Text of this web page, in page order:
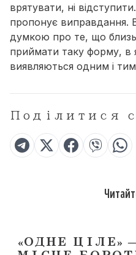
врятувати, ні
пропонує виправдання.
думкою про те, що
приймати таку форму, в
виявляються одним і
Поділитися
«ОДНЕ ЦІЛЕ»